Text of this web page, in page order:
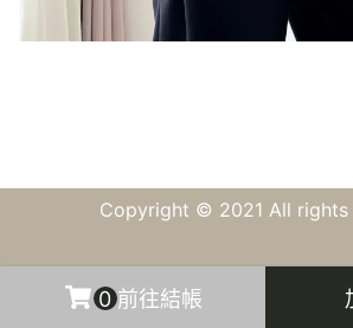
0 前往結帳
Copyright © 2021 All rights